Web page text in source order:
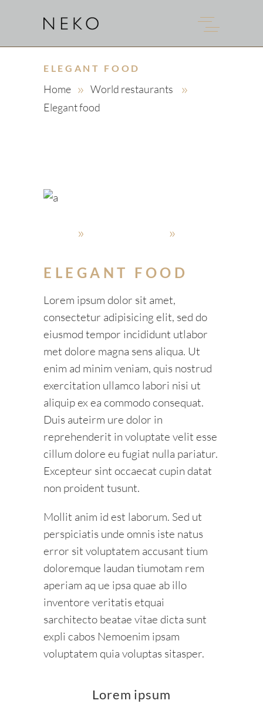
ELEGANT FOOD
Home
World restaurants
Elegant food
ELEGANT FOOD
Lorem ipsum dolor sit amet,
consectetur adipisicing elit, sed do
eiusmod tempor incididunt utlabor
met dolore magna sens aliqua. Ut
enim ad minim veniam, quis nostrud
exercitation ullamco labori nisi ut
aliquip ex ea commodo consequat.
Duis auteirm ure dolor in
reprehenderit in voluptate velit esse
cillum dolore eu fugiat nulla pariatur.
Excepteur sint occaecat cupin datat
non proident tusunt.
Mollit anim id est laborum. Sed ut
perspiciatis unde omnis iste natus
error sit voluptatem accusant tium
doloremque laudan tiumotam rem
aperiam aq ue ipsa quae ab illo
inventore veritatis etquai
sarchitecto beatae vitae dicta sunt
expli cabos Nemoenim ipsam
voluptatem quia voluptas sitasper.
Lorem ipsum